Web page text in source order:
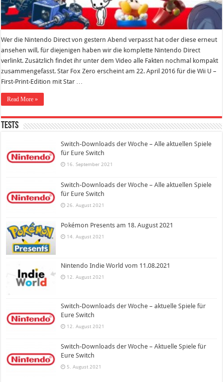
Wer die Nintendo Direct von gestern Abend verpasst hat oder diese erneut
ansehen will, für diejenigen haben wir die komplette Nintendo Direct
verlinkt. Zusätzlich findet ihr unter dem Video alle Fakten nochmal kompakt
zusammengefasst. Star Fox Zero erscheint am 22. April 2016 für die Wii U –
First-Print-Edition mit Star …
Read More »
Tests
Switch-Downloads der Woche – Alle aktuellen Spiele
für Eure Switch
16. September 2021
Switch-Downloads der Woche – Alle aktuellen Spiele
für Eure Switch
26. August 2021
Pokémon Presents am 18. August 2021
14. August 2021
Nintendo Indie World vom 11.08.2021
12. August 2021
Switch-Downloads der Woche – aktuelle Spiele für
Eure Switch
12. August 2021
Switch-Downloads der Woche – Aktuelle Spiele für
Eure Switch
5. August 2021